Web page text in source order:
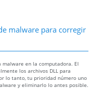
malware para corregir
en la computadora. El
los archivos DLL para
lo tanto, tu prioridad número uno
y eliminarlo lo antes posible.